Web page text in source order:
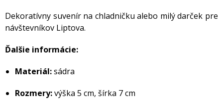
Dekoratívny suvenír na chladničku alebo milý darček pre
návštevníkov Liptova.
Ďalšie informácie:
Materiál:sádra
Rozmery:výška 5 cm, šírka 7 cm